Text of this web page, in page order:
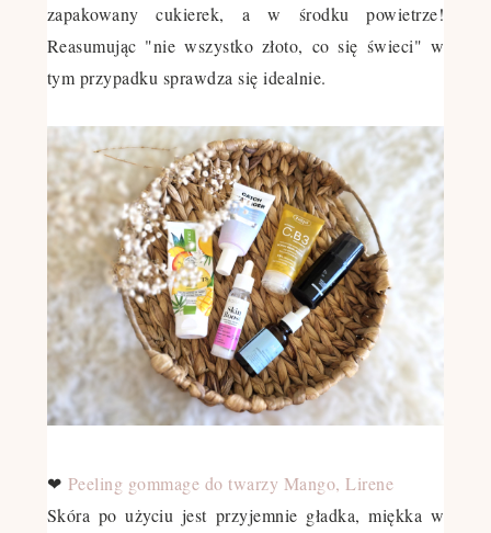
zapakowany cukierek, a w środku powietrze!
Reasumując "nie wszystko złoto, co się świeci" w
tym przypadku sprawdza się idealnie.
❤ Peeling gommage do twarzy Mango, Lirene
Skóra po użyciu jest przyjemnie gładka, miękka w